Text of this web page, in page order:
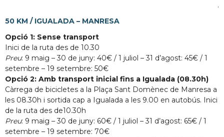
.
50 KM / IGUALADA – MANRESA
Opció 1: Sense transport
Inici de la ruta des de 10.30
Preu: 9 maig – 30 de juny: 40€ / 1 juliol – 31 d’agost: 45€ / 1
setembre – 19 setembre: 50€
Opció 2: Amb transport inicial fins a Igualada (08.30h)
Càrrega de bicicletes a la Plaça Sant Domènec de Manresa a
les 08.30h i sortida cap a Igualada a les 9.00 en autobús. Inici
de la ruta des de10.30h
Preu: 9 maig – 30 de juny: 60€ / 1 juliol – 31 d’agost: 65€ / 1
setembre – 19 setembre: 70€